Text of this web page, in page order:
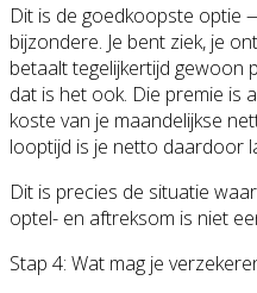
Dit is de goedkoopste optie
bijzondere. Je bent ziek, je
betaalt tegelijkertijd gewoon
dat is het ook. Die premie is
koste van je maandelijkse
looptijd is je netto daardoor
Dit is precies de situatie
optel- en aftreksom is niet
Stap 4: Wat mag je